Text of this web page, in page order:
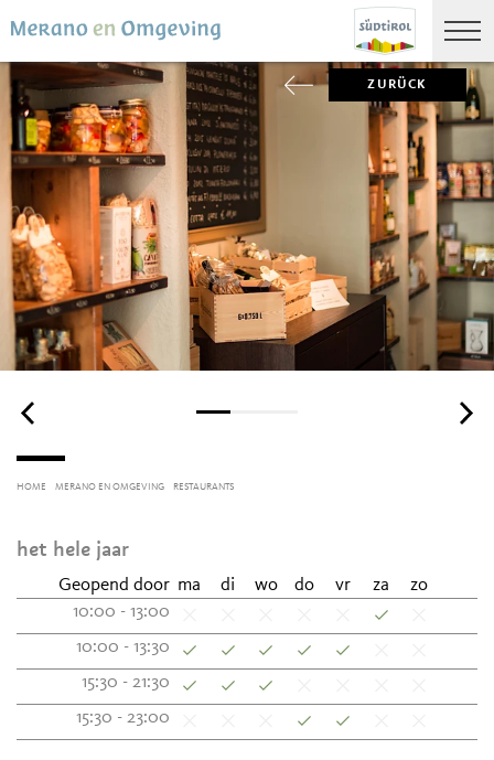
ZURÜCK
HOME MERANO EN OMGEVING RESTAURANTS
het hele jaar
Geopend door ma di wo do vr za
zo
10:00 - 13:00
10:00 - 13:30
15:30 - 21:30
15:30 - 23:00